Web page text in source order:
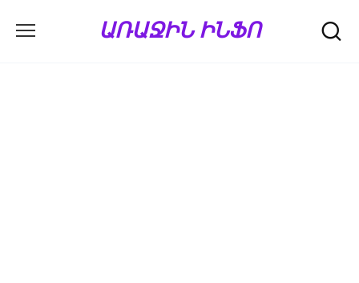
ԱՌԱՋԻՆ ԻՆՖՈ